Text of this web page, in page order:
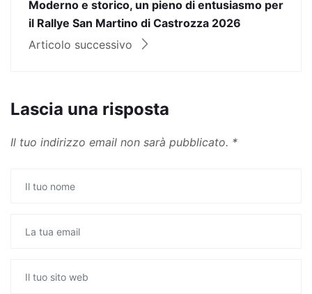
Moderno e storico, un pieno di entusiasmo per
il Rallye San Martino di Castrozza 2026
Articolo successivo
Lascia una risposta
Il tuo indirizzo email non sarà pubblicato. *